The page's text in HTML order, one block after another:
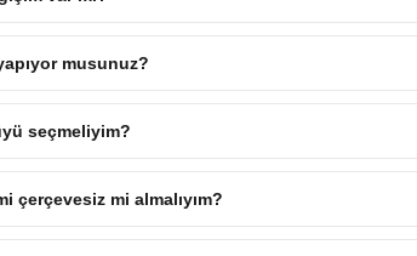
musunuz?
seçmeliyim?
çerçevesiz mi almalıyım?